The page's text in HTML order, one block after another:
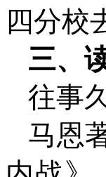
四分校
三、
往事
马恩